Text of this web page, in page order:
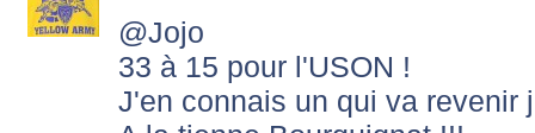
@Jojo
33 à 15 pour l'USON !
J'en connais un qui va revenir